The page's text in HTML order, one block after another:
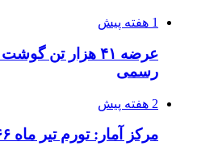
1 هفته پیش
عرضه ۴۱ هزار تن
رسمی
2 هفته پیش
مرکز آمار: تورم تیر ماه ۶۶ درصد شد